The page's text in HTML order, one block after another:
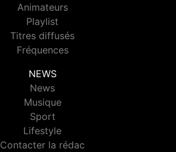
Animateurs
Playlist
Titres diffusés
Fréquences
NEWS
News
Musique
Sport
Lifestyle
Contacter la rédac